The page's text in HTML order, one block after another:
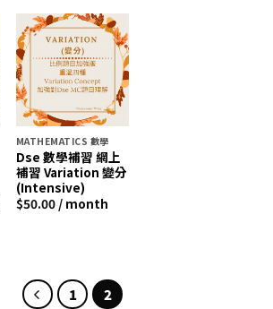
MATHEMATICS 數學
Dse 數學補習 網上
補習 Variation 變分
(Intensive)
$50.00 / month
1 2